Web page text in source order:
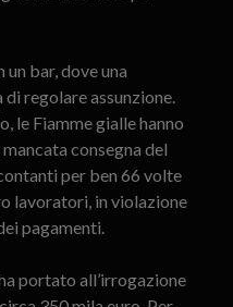
un bar, dove una
regolare assunzione.
le Fiamme gialle hanno
consegna del
per ben 66 volte
lavoratori, in violazione
pagamenti.
portato all’irrogazione